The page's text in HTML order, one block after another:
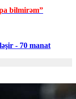
bilmirəm”
- 70 manat